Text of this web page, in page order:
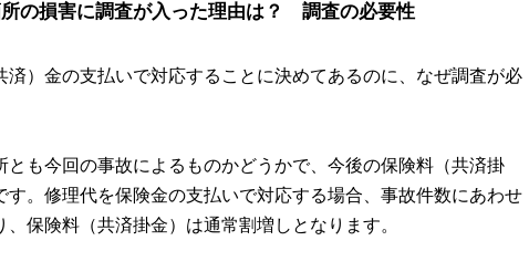
の損害に調査が入った理由は？ 調査の必要性
済）金の支払いで対応することに決めてあるのに、なぜ調査が必
とも今回の事故によるものかどうかで、今後の保険料（共済掛
す。修理代を保険金の支払いで対応する場合、事故件数にあわせ
保険料（共済掛金）は通常割増しとなります。